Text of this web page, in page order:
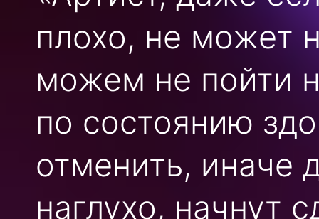
плохо, не может
можем не пойти
по состоянию
отменить, иначе
наглухо, начнут